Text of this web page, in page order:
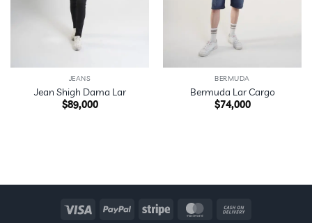
JEANS
Jean Shigh Dama Lar
$89,000
BERMUDA
Bermuda Lar Cargo
$74,000